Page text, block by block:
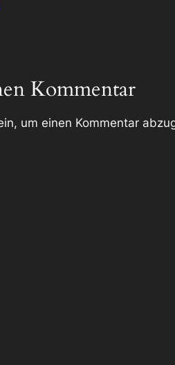
Kommentar
um einen Kommentar